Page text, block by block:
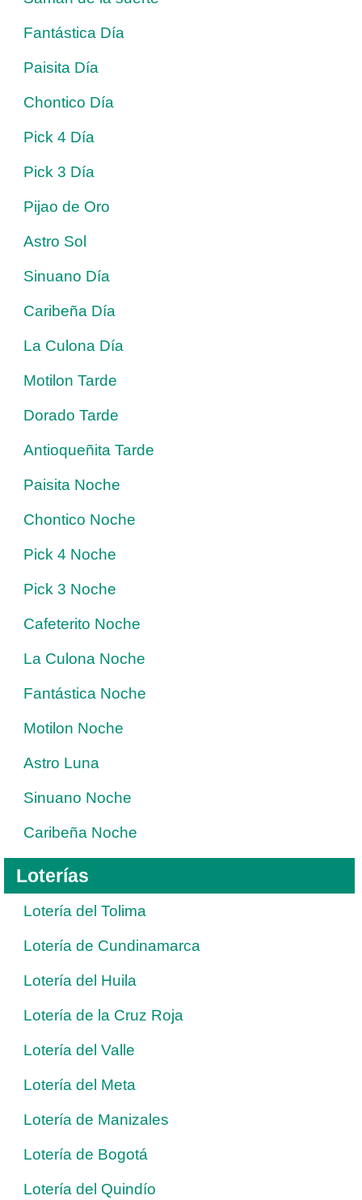
Fantástica Día
Paisita Día
Chontico Día
Pick 4 Día
Pick 3 Día
Pijao de Oro
Astro Sol
Sinuano Día
Caribeña Día
La Culona Día
Motilon Tarde
Dorado Tarde
Antioqueñita Tarde
Paisita Noche
Chontico Noche
Pick 4 Noche
Pick 3 Noche
Cafeterito Noche
La Culona Noche
Fantástica Noche
Motilon Noche
Astro Luna
Sinuano Noche
Caribeña Noche
Loterías
Lotería del Tolima
Lotería de Cundinamarca
Lotería del Huila
Lotería de la Cruz Roja
Lotería del Valle
Lotería del Meta
Lotería de Manizales
Lotería de Bogotá
Lotería del Quindío